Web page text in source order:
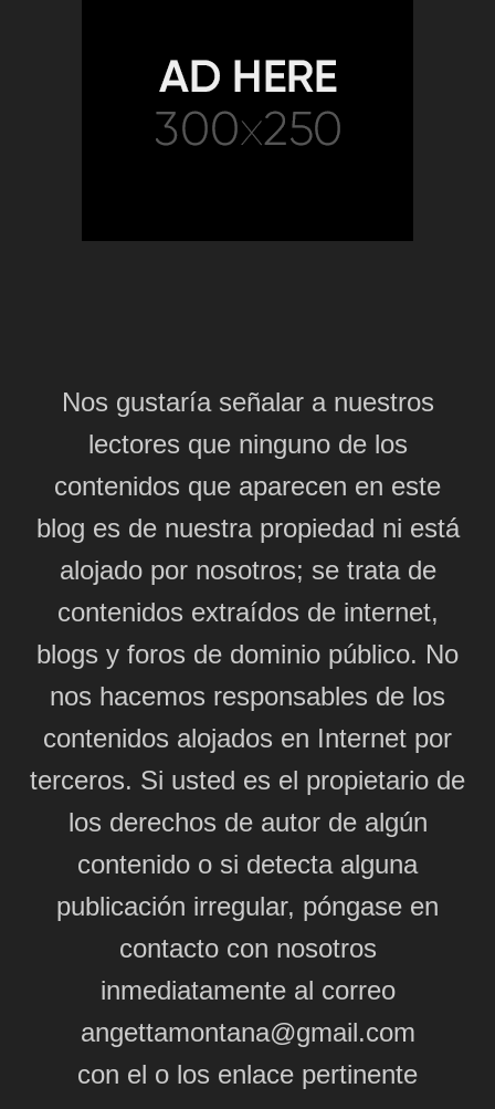
Nos gustaría señalar a nuestros
lectores que ninguno de los
contenidos que aparecen en este
blog es de nuestra propiedad ni está
alojado por nosotros; se trata de
contenidos extraídos de internet,
blogs y foros de dominio público. No
nos hacemos responsables de los
contenidos alojados en Internet por
terceros. Si usted es el propietario de
los derechos de autor de algún
contenido o si detecta alguna
publicación irregular, póngase en
contacto con nosotros
inmediatamente al correo
angettamontana@gmail.com
con el o los enlace pertinente